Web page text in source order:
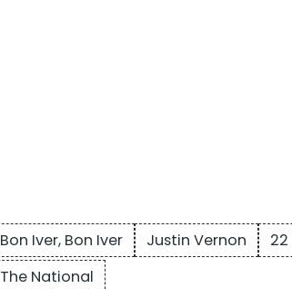
Bon Iver, Bon Iver Justin Vernon 22
The National